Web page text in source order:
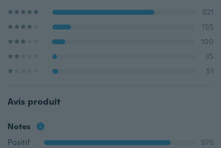
821
155
100
35
51
Avis produit
Notes
Positif
976